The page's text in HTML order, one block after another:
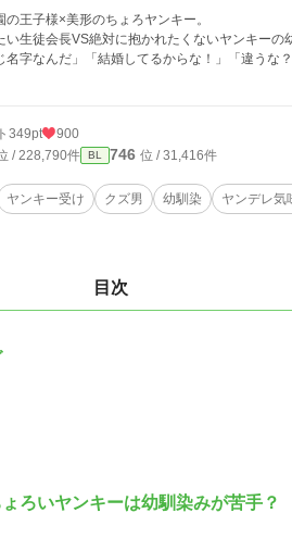
の王子様×美形のちょろヤンキー。
い生徒会長VS絶対に抱かれたくないヤンキーの
名字なんだ」「結婚してるからな！」「違うな？
349pt 900
/ 228,790件 BL 746 位 / 31,416件
ヤンキー受け クズ男 幼馴染 ヤンデレ気
目次
ろいヤンキーは幼馴染みが苦手？